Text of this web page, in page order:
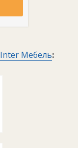
Inter Мебель: